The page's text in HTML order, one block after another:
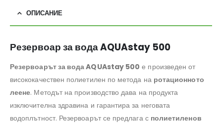
ОПИСАНИЕ
Резервоар за вода AQUAstay 500
Резервоарът за вода AQUAstay 500 е произведен от
висококачествен полиетилен по метода на ротационното
леене. Методът на производство дава на продукта
изключителна здравина и гарантира за неговата
водоплътност. Резервоарът се предлага с полиетиленов